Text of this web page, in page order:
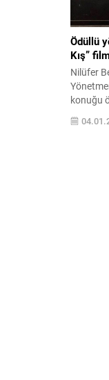
Ödüllü
Kış”
Nilüfer
konuğu
oldu.